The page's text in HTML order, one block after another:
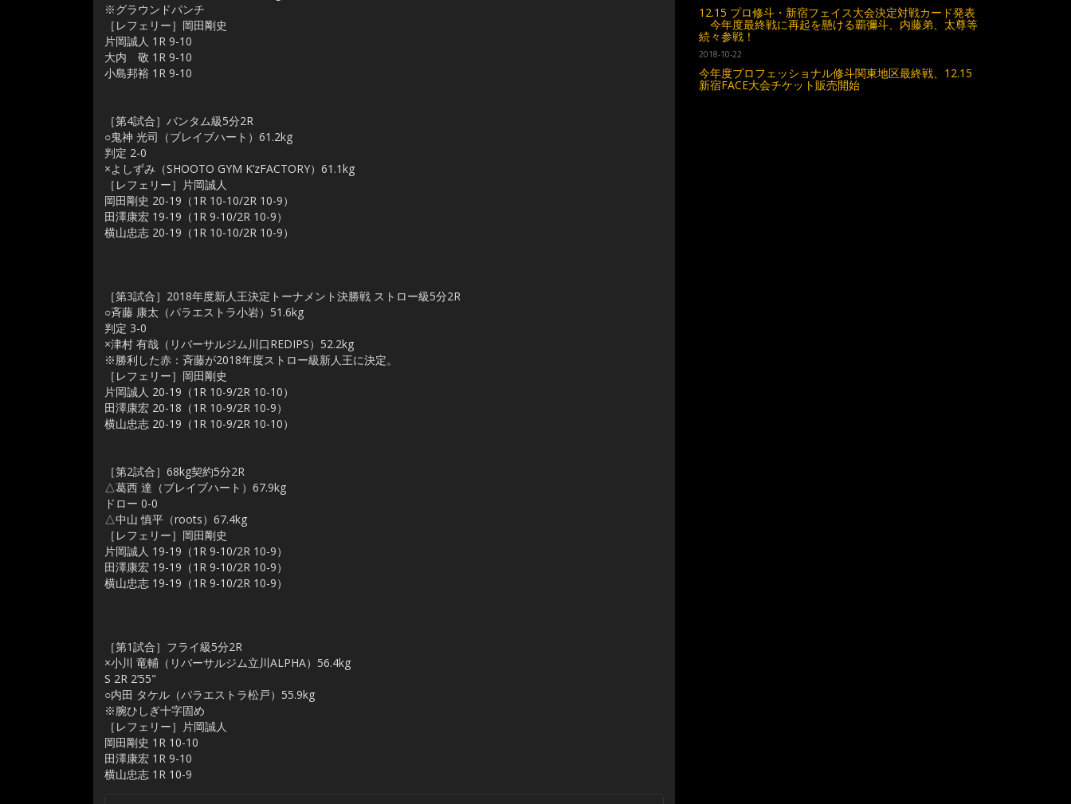
※グラウンドパンチ
［レフェリー］岡田剛史
片岡誠人 1R 9-10
大内 敬 1R 9-10
小島邦裕 1R 9-10
［第4試合］バンタム級5分2R
○鬼神 光司（ブレイブハート）61.2kg
判定 2-0
×よしずみ（SHOOTO GYM K’zFACTORY）61.1kg
［レフェリー］片岡誠人
岡田剛史 20-19（1R 10-10/2R 10-9）
田澤康宏 19-19（1R 9-10/2R 10-9）
横山忠志 20-19（1R 10-10/2R 10-9）
［第3試合］2018年度新人王決定トーナメント決勝戦 ストロー級5分2R
○斉藤 康太（パラエストラ小岩）51.6kg
判定 3-0
×津村 有哉（リバーサルジム川口REDIPS）52.2kg
※勝利した赤：斉藤が2018年度ストロー級新人王に決定。
［レフェリー］岡田剛史
片岡誠人 20-19（1R 10-9/2R 10-10）
田澤康宏 20-18（1R 10-9/2R 10-9）
横山忠志 20-19（1R 10-9/2R 10-10）
［第2試合］68kg契約5分2R
△葛西 達（ブレイブハート）67.9kg
ドロー 0-0
△中山 慎平（roots）67.4kg
［レフェリー］岡田剛史
片岡誠人 19-19（1R 9-10/2R 10-9）
田澤康宏 19-19（1R 9-10/2R 10-9）
横山忠志 19-19（1R 9-10/2R 10-9）
［第1試合］フライ級5分2R
×小川 竜輔（リバーサルジム立川ALPHA）56.4kg
S 2R 2’55"
○内田 タケル（パラエストラ松戸）55.9kg
※腕ひしぎ十字固め
［レフェリー］片岡誠人
岡田剛史 1R 10-10
田澤康宏 1R 9-10
横山忠志 1R 10-9
12.15 プロ修斗・新宿フェイス大会決定対戦カード発表
今年度最終戦に再起を懸ける覇彌斗、内藤弟、太尊等
続々参戦！
2018-10-22
今年度プロフェッショナル修斗関東地区最終戦、12.15
新宿FACE大会チケット販売開始